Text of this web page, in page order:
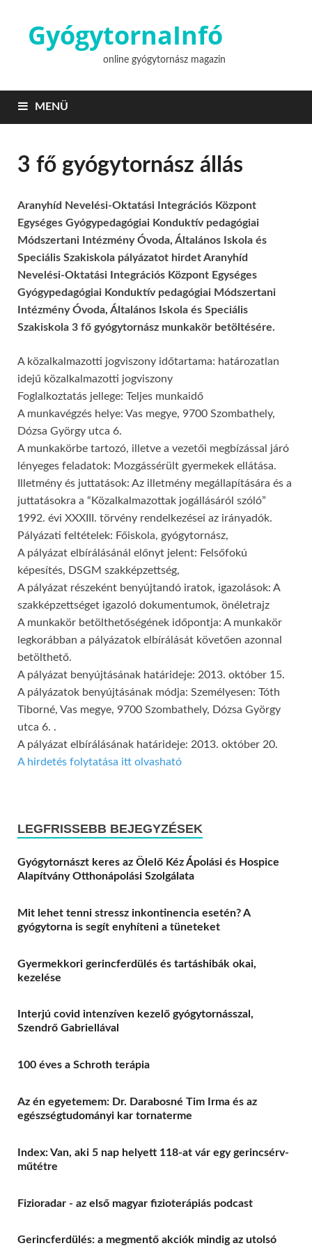
GyógytornaInfó
online gyógytornász magazin
MENÜ
3 fő gyógytornász állás
Aranyhíd Nevelési-Oktatási Integrációs Központ
Egységes Gyógypedagógiai Konduktív pedagógiai
Módszertani Intézmény Óvoda, Általános Iskola és
Speciális Szakiskola pályázatot hirdet Aranyhíd
Nevelési-Oktatási Integrációs Központ Egységes
Gyógypedagógiai Konduktív pedagógiai Módszertani
Intézmény Óvoda, Általános Iskola és Speciális
Szakiskola 3 fő gyógytornász munkakör betöltésére.
A közalkalmazotti jogviszony időtartama: határozatlan
idejű közalkalmazotti jogviszony
Foglalkoztatás jellege: Teljes munkaidő
A munkavégzés helye: Vas megye, 9700 Szombathely,
Dózsa György utca 6.
A munkakörbe tartozó, illetve a vezetői megbízással járó
lényeges feladatok: Mozgássérült gyermekek ellátása.
Illetmény és juttatások: Az illetmény megállapítására és a
juttatásokra a “Közalkalmazottak jogállásáról szóló”
1992. évi XXXIII. törvény rendelkezései az irányadók.
Pályázati feltételek: Főiskola, gyógytornász,
A pályázat elbírálásánál előnyt jelent: Felsőfokú
képesítés, DSGM szakképzettség,
A pályázat részeként benyújtandó iratok, igazolások: A
szakképzettséget igazoló dokumentumok, önéletrajz
A munkakör betölthetőségének időpontja: A munkakör
legkorábban a pályázatok elbírálását követően azonnal
betölthető.
A pályázat benyújtásának határideje: 2013. október 15.
A pályázatok benyújtásának módja: Személyesen: Tóth
Tiborné, Vas megye, 9700 Szombathely, Dózsa György
utca 6. .
A pályázat elbírálásának határideje: 2013. október 20.
A hirdetés folytatása itt olvasható
LEGFRISSEBB BEJEGYZÉSEK
Gyógytornászt keres az Ölelő Kéz Ápolási és Hospice
Alapítvány Otthonápolási Szolgálata
Mit lehet tenni stressz inkontinencia esetén? A
gyógytorna is segít enyhíteni a tüneteket
Gyermekkori gerincferdülés és tartáshibák okai,
kezelése
Interjú covid intenzíven kezelő gyógytornásszal,
Szendrő Gabriellával
100 éves a Schroth terápia
Az én egyetemem: Dr. Darabosné Tim Irma és az
egészségtudományi kar tornaterme
Index: Van, aki 5 nap helyett 118-at vár egy gerincsérv-
műtétre
Fizioradar - az első magyar fizioterápiás podcast
Gerincferdülés: a megmentő akciók mindig az utolsó